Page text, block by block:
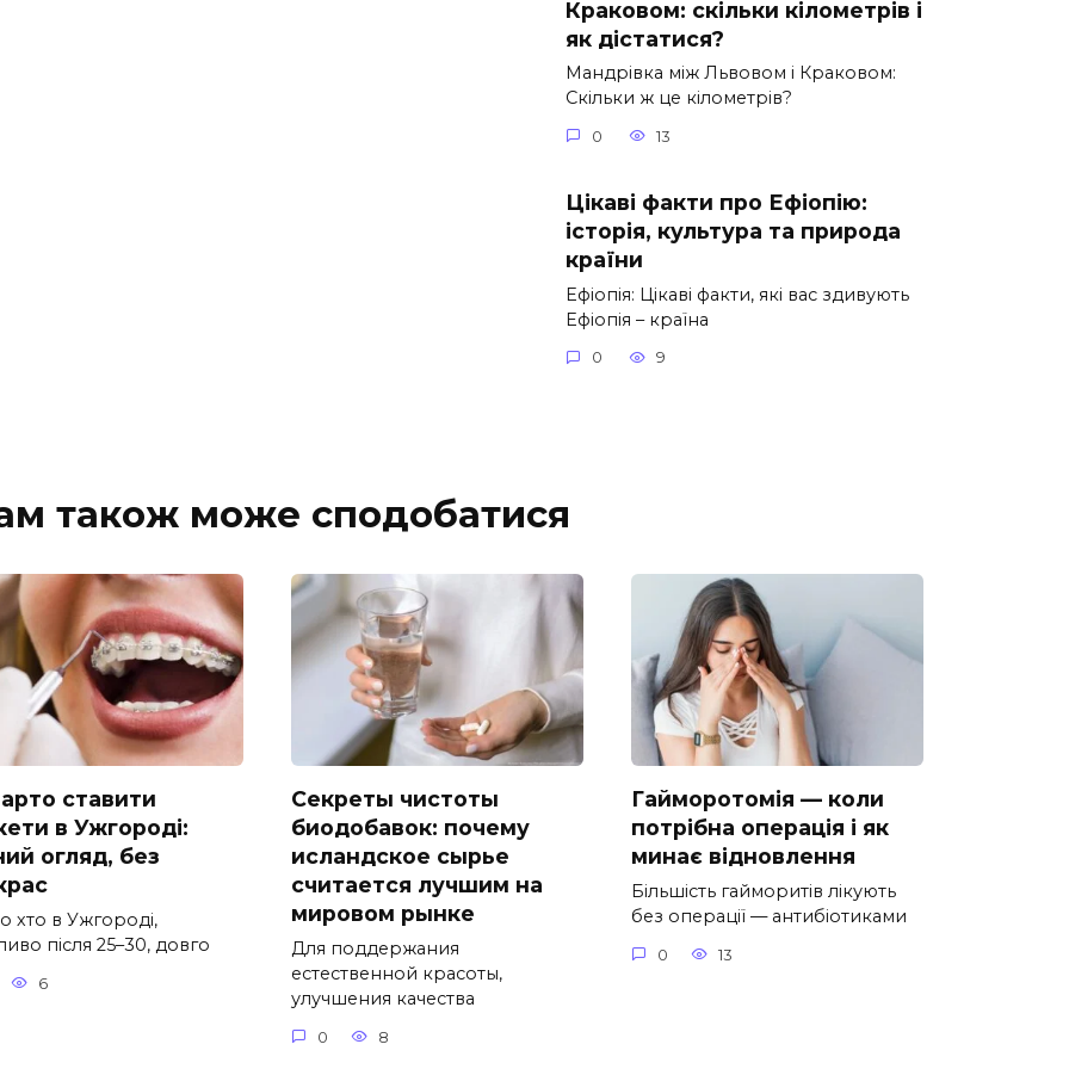
Краковом: скільки кілометрів і
як дістатися?
Мандрівка між Львовом і Краковом:
Скільки ж це кілометрів?
0 13
Цікаві факти про Ефіопію:
історія, культура та природа
країни
Ефіопія: Цікаві факти, які вас здивують
Ефіопія – країна
0 9
також може сподобатися
ставити
в Ужгороді:
огляд, без
хто в Ужгороді,
після 25–30, довго
6
Секреты чистоты
биодобавок: почему
исландское сырье
считается лучшим на
мировом рынке
Для поддержания
естественной красоты,
улучшения качества
0 8
Гайморотомія — коли
потрібна операція і як
минає відновлення
Більшість гайморитів лікують
без операції — антибіотиками
0 13